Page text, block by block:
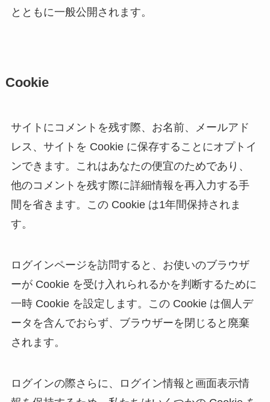
とともに一般公開されます。
Cookie
サイトにコメントを残す際、お名前、メールアド
レス、サイトを Cookie に保存することにオプトイ
ンできます。これはあなたの便宜のためであり、
他のコメントを残す際に詳細情報を再入力する手
間を省きます。この Cookie は1年間保持されま
す。
ログインページを訪問すると、お使いのブラウザ
ーが Cookie を受け入れられるかを判断するために
一時 Cookie を設定します。この Cookie は個人デ
ータを含んでおらず、ブラウザーを閉じると廃棄
されます。
ログインの際さらに、ログイン情報と画面表示情